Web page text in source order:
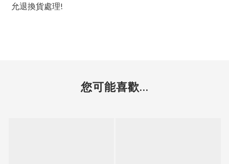
允退換貨處理!
您可能喜歡...